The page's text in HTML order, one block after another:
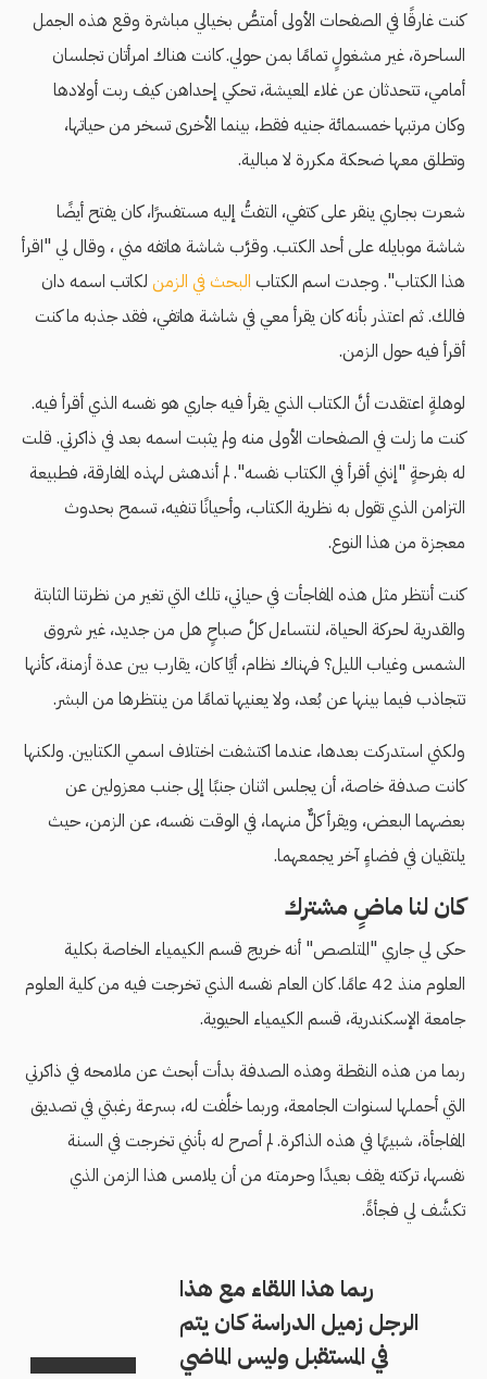
كنت غارقًا في الصفحات الأولى أمتصُّ بخيالي مباشرة وقع هذه الجمل
الساحرة، غير مشغولٍ تمامًا بمن حولي. كانت هناك امرأتان تجلسان
أمامي، تتحدثان عن غلاء المعيشة، تحكي إحداهن كيف ربت أولادها
وكان مرتبها خمسمائة جنيه فقط، بينما الأخرى تسخر من حياتها،
وتطلق معها ضحكة مكررة لا مبالية.
شعرت بجاري ينقر على كتفي، التفتُّ إليه مستفسرًا، كان يفتح أيضًا
شاشة موبايله على أحد الكتب. وقرَّب شاشة هاتفه مني ، وقال لي "اقرأ
هذا الكتاب". وجدت اسم الكتاب البحث في الزمن لكاتب اسمه دان
فالك. ثم اعتذر بأنه كان يقرأ معي في شاشة هاتفي، فقد جذبه ما كنت
أقرأ فيه حول الزمن.
لوهلةٍ اعتقدت أنَّ الكتاب الذي يقرأ فيه جاري هو نفسه الذي أقرأ فيه.
كنت ما زلت في الصفحات الأولى منه ولم يثبت اسمه بعد في ذاكرتي. قلت
له بفرحةٍ "إنني أقرأ في الكتاب نفسه". لم أندهش لهذه المفارقة، فطبيعة
التزامن الذي تقول به نظرية الكتاب، وأحيانًا تنفيه، تسمح بحدوث
معجزة من هذا النوع.
كنت أنتظر مثل هذه المفاجأت في حياتي، تلك التي تغير من نظرتنا الثابتة
والقدرية لحركة الحياة، لنتساءل كلَّ صباحٍ هل من جديد، غير شروق
الشمس وغياب الليل؟ فهناك نظام، أيًا كان، يقارب بين عدة أزمنة، كأنها
تتجاذب فيما بينها عن بُعد، ولا يعنيها تمامًا من ينتظرها من البشر.
ولكني استدركت بعدها، عندما اكتشفت اختلاف اسمي الكتابين. ولكنها
كانت صدفة خاصة، أن يجلس اثنان جنبًا إلى جنب معزولين عن
بعضهما البعض، ويقرأ كلٌّ منهما، في الوقت نفسه، عن الزمن، حيث
يلتقيان في فضاءٍ آخر يجمعهما.
كان لنا ماضٍ مشترك
حكى لي جاري "المتلصص" أنه خريج قسم الكيمياء الخاصة بكلية
العلوم منذ 42 عامًا. كان العام نفسه الذي تخرجت فيه من كلية العلوم
جامعة الإسكندرية، قسم الكيمياء الحيوية.
ربما من هذه النقطة وهذه الصدفة بدأت أبحث عن ملامحه في ذاكرتي
التي أحملها لسنوات الجامعة، وربما خلَّفت له، بسرعة رغبتي في تصديق
المفاجأة، شبيهًا في هذه الذاكرة. لم أصرح له بأنني تخرجت في السنة
نفسها، تركته يقف بعيدًا وحرمته من أن يلامس هذا الزمن الذي
تكشَّف لي فجأةً.
ربما هذا اللقاء مع هذا
الرجل زميل الدراسة كان يتم
في المستقبل وليس الماضي